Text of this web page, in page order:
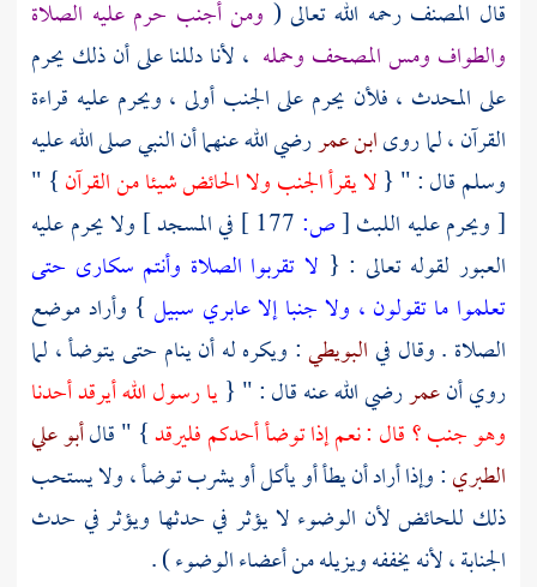
قال المصنفرحمه الله تعالى ( ومن أجنب حرم عليه الصلاة
والطواف ومس المصحف وحمله ، لأنا دللنا على أن ذلك يحرم
على المحدث ، فلأن يحرم على الجنب أولى ، ويحرم عليه قراءة
القرآن ، لما روىابن عمررضي الله عنهما أن النبي صلى الله عليه
وسلم قال : " {لا يقرأ الجنب ولا الحائض شيئا من القرآن} "
[ ويحرم عليه اللبث[ص:
في المسجد ] ولا يحرم عليه
العبور لقوله تعالى : { لا تقربوا الصلاة وأنتم سكارى حتى
تعلموا ما تقولون ، ولا جنبا إلا عابري سبيل } وأراد موضع
الصلاة . وقال فيالبويطي: ويكره له أن ينام حتى يتوضأ ، لما
روي أنعمررضي الله عنه قال : " {يا رسول الله أيرقد أحدنا
وهو جنب ؟ قال : نعم إذا توضأ أحدكم فليرقد} " قالأبو علي
الطبري: وإذا أراد أن يطأ أو يأكل أو يشرب توضأ ، ولا يستحب
ذلك للحائض لأن الوضوء لا يؤثر في حدثها ويؤثر في حدث
الجنابة ، لأنه يخففه ويزيله من أعضاء الوضوء ) .